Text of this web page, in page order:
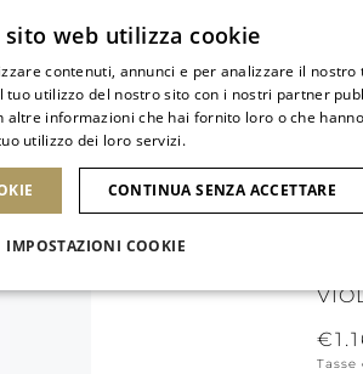
sito web utilizza cookie
contenuti, annunci e per analizzare il nostro
utilizzo del nostro sito con i nostri partner
informazioni che hai fornito loro o che
utilizzo dei loro servizi.
CONTINUA SENZA ACCETTARE
IMPOSTAZIONI COOKIE